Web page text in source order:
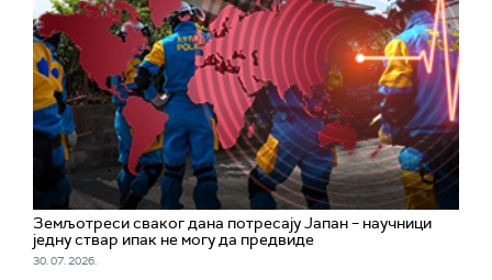
Земљотреси сваког дана потресају Јапан – научници
једну ствар ипак не могу да предвиде
30. 07. 2026.